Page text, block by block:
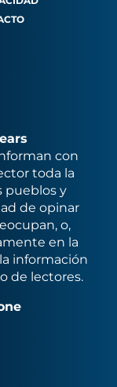
con
toda la
pueblos y
de opinar
o,
en la
información
de lectores.